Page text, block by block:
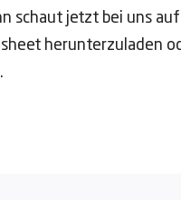
schaut jetzt bei uns
herunterzuladen